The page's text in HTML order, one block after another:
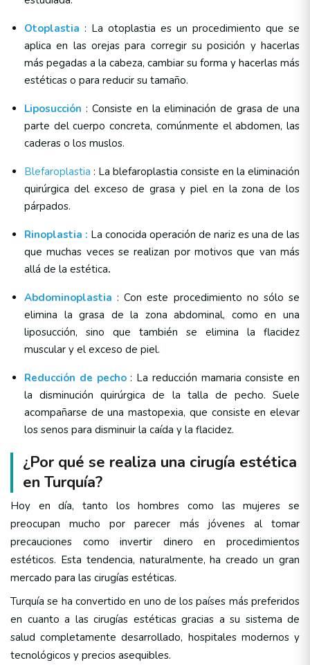
Otoplastia : La otoplastia es un procedimiento que se
aplica en las orejas para corregir su posición y hacerlas
más pegadas a la cabeza, cambiar su forma y hacerlas más
estéticas o para reducir su tamaño.
Liposucción : Consiste en la eliminación de grasa de una
parte del cuerpo concreta, comúnmente el abdomen, las
caderas o los muslos.
Blefaroplastia : La blefaroplastia consiste en la eliminación
quirúrgica del exceso de grasa y piel en la zona de los
párpados.
Rinoplastia : La conocida operación de nariz es una de las
que muchas veces se realizan por motivos que van más
allá de la estética.
Abdominoplastia : Con este procedimiento no sólo se
elimina la grasa de la zona abdominal, como en una
liposucción, sino que también se elimina la flacidez
muscular y el exceso de piel.
Reducción de pecho : La reducción mamaria consiste en
la disminución quirúrgica de la talla de pecho. Suele
acompañarse de una mastopexia, que consiste en elevar
los senos para disminuir la caída y la flacidez.
¿Por qué se realiza una cirugía estética
en Turquía?
Hoy en día, tanto los hombres como las mujeres se
preocupan mucho por parecer más jóvenes al tomar
precauciones como invertir dinero en procedimientos
estéticos. Esta tendencia, naturalmente, ha creado un gran
mercado para las cirugías estéticas.
Turquía se ha convertido en uno de los países más preferidos
en cuanto a las cirugías estéticas gracias a su sistema de
salud completamente desarrollado, hospitales modernos y
tecnológicos y precios asequibles.